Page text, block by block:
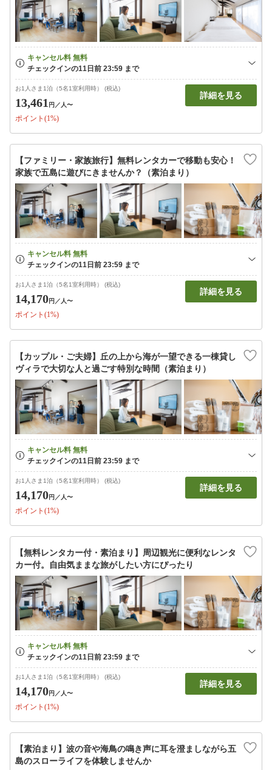
お1人さま1泊（5名1室利用時） (税込)
13,461 円 ／人〜
ポイント(1%)
詳細を見る
【ファミリー・家族旅行】無料レンタカーで移動も安心！
家族で五島に遊びにきませんか？（素泊まり）
お1人さま1泊（5名1室利用時） (税込)
14,170円 ／人〜
ポイント(1%)
詳細を見る
【カップル・ご夫婦】丘の上から海が一望できる一棟貸し
ヴィラで大切な人と過ごす特別な時間（素泊まり）
お1人さま1泊（5名1室利用時） (税込)
14,170円 ／人〜
ポイント(1%)
詳細を見る
【無料レンタカー付・素泊まり】周辺観光に便利なレンタ
カー付。自由気ままな旅がしたい方にぴったり
お1人さま1泊（5名1室利用時） (税込)
14,170円 ／人〜
ポイント(1%)
詳細を見る
【素泊まり】波の音や海鳥の鳴き声に耳を澄ましながら五
島のスローライフを体験しませんか